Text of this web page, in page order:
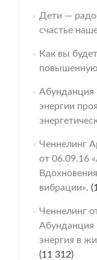
Дети —
счастье
Как вы
Абунданция
энергии
Ченнелинг
от 06.09.16
вибрации».
Ченнелинг
Абунданция
энергия в
(11 312)